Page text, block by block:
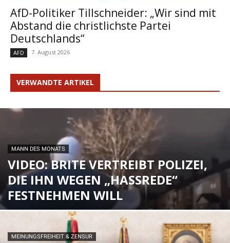
AfD-Politiker Tillschneider: „Wir sind mit
Abstand die christlichste Partei
Deutschlands“
AFD 7. August 2026
VERWANDTE ARTIKEL
MANN DES MONATS
VIDEO: BRITE VERTREIBT POLIZEI,
DIE IHN WEGEN „HASSREDE“
FESTNEHMEN WILL
MEINUNGSFREIHEIT & ZENSUR